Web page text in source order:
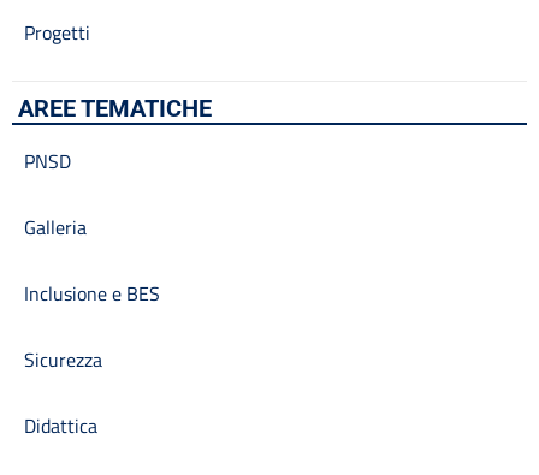
Progetti
AREE TEMATICHE
PNSD
Galleria
Inclusione e BES
Sicurezza
Didattica